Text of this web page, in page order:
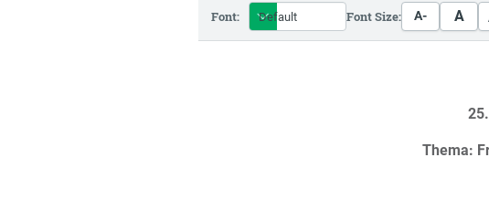
Font: Font Size: A- A
Thema: